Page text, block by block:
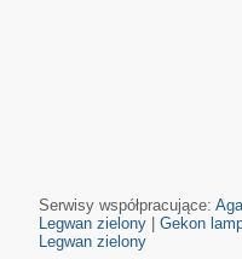
Serwisy współpracujące:
Legwan zielony| Gekon
Legwan zielony